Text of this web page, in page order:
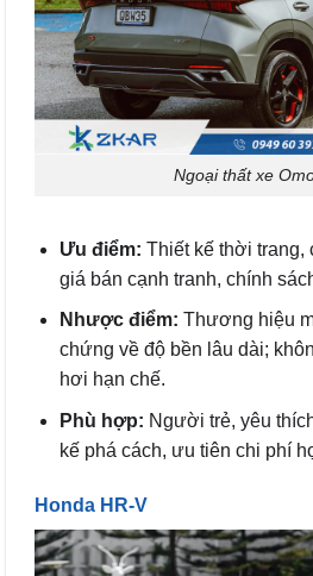
Ngoại thất xe
Ưu điểm: Thiết kế thời trang,
giá bán cạnh tranh, chính
Nhược điểm: Thương hiệu
chứng về độ bền lâu dài;
hơi hạn chế.
Phù hợp: Người trẻ, yêu
kế phá cách, ưu tiên chi phí
Honda HR-V